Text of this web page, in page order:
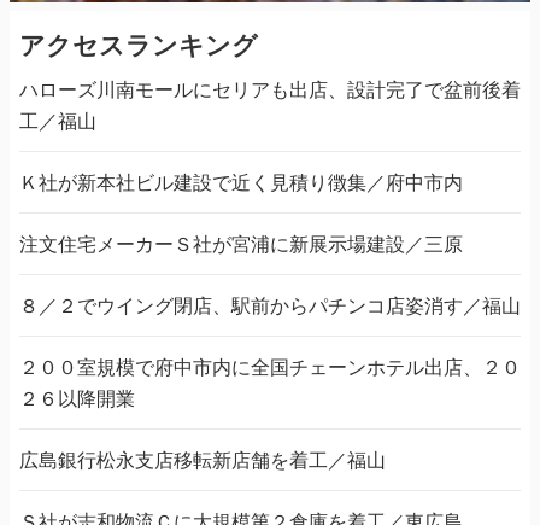
アクセスランキング
ハローズ川南モールにセリアも出店、設計完了で盆前後着
工／福山
Ｋ社が新本社ビル建設で近く見積り徴集／府中市内
注文住宅メーカーＳ社が宮浦に新展示場建設／三原
８／２でウイング閉店、駅前からパチンコ店姿消す／福山
２００室規模で府中市内に全国チェーンホテル出店、２０
２６以降開業
広島銀行松永支店移転新店舗を着工／福山